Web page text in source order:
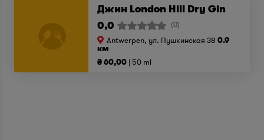
Джин London Hill Dry Gin
0,0
(0)
Antwerpen, ул. Пушкинская 380.9
км
₴ 60,00
50 ml